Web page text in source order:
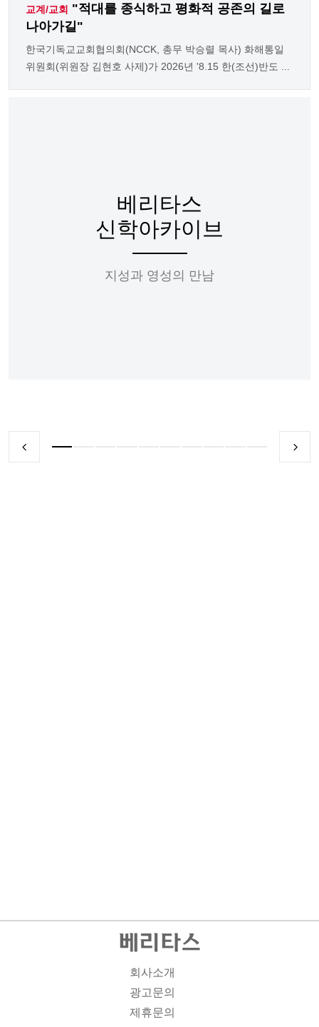
교계/교회 "적대를 종식하고 평화적 공존의 길로
나아가길"
한국기독교교회협의회(NCCK, 총무 박승렬 목사) 화해통일
위원회(위원장 김현호 사제)가 2026년 '8.15 한(조선)반도 ...
베리타스
신학아카이브
지성과 영성의 만남
회사소개
광고문의
제휴문의